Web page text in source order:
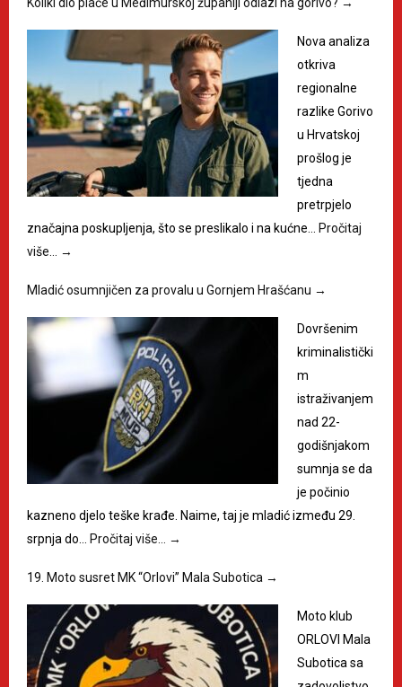
Nova analiza
otkriva
regionalne
razlike Gorivo
u Hrvatskoj
prošlog je
tjedna
pretrpjelo
značajna poskupljenja, što se preslikalo i na kućne…
Pročitaj
više…
→
Mladić osumnjičen za provalu u Gornjem Hrašćanu →
Dovršenim
kriminalistički
m
istraživanjem
nad 22-
godišnjakom
sumnja se da
je počinio
kazneno djelo teške krađe. Naime, taj je mladić između 29.
srpnja do…
Pročitaj više… →
19. Moto susret MK “Orlovi” Mala Subotica →
Moto klub
ORLOVI Mala
Subotica sa